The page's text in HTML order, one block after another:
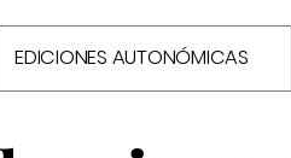
EDICIONES AUTONÓMICAS